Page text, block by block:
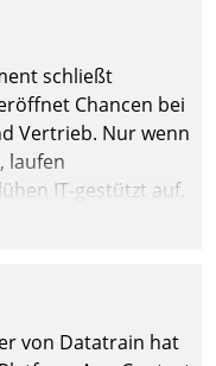
schließt
Chancen bei
Vertrieb. Nur wenn
laufen
IT-gestützt auf.
von Datatrain hat